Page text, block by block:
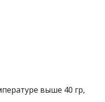
выше 40 гр,